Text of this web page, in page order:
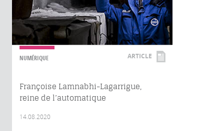
NUMÉRIQUE ARTICLE
Françoise Lamnabhi-Lagarrigue,
reine de l’automatique
14.08.2020